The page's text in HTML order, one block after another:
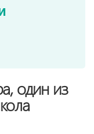
один из